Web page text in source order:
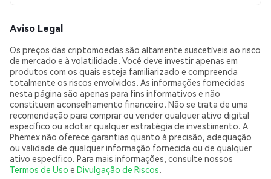
Aviso Legal
Os preços das criptomoedas são altamente suscetíveis ao risco
de mercado e à volatilidade. Você deve investir apenas em
produtos com os quais esteja familiarizado e compreenda
totalmente os riscos envolvidos. As informações fornecidas
nesta página são apenas para fins informativos e não
constituem aconselhamento financeiro. Não se trata de uma
recomendação para comprar ou vender qualquer ativo digital
específico ou adotar qualquer estratégia de investimento. A
Phemex não oferece garantias quanto à precisão, adequação
ou validade de qualquer informação fornecida ou de qualquer
ativo específico. Para mais informações, consulte nossos
Termos de Uso e Divulgação de Riscos.